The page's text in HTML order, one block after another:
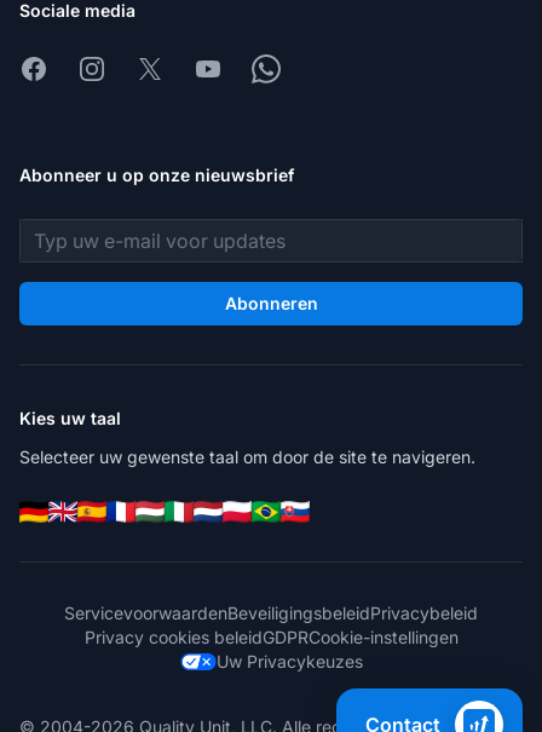
Sociale media
FacebookInstagram
X YoutubeWhatsapp
Abonneer u op onze nieuwsbrief
E-mailadres
Abonneren
Kies uw taal
Selecteer uw gewenste taal om door de site te navigeren.
ServicevoorwaardenBeveiligingsbeleidPrivacybeleid
Privacy cookies beleidGDPRCookie-instellingen
Uw Privacykeuzes
© 2004-2026 Quality Unit, LLC. Alle rechten voorbehouden.
Contact